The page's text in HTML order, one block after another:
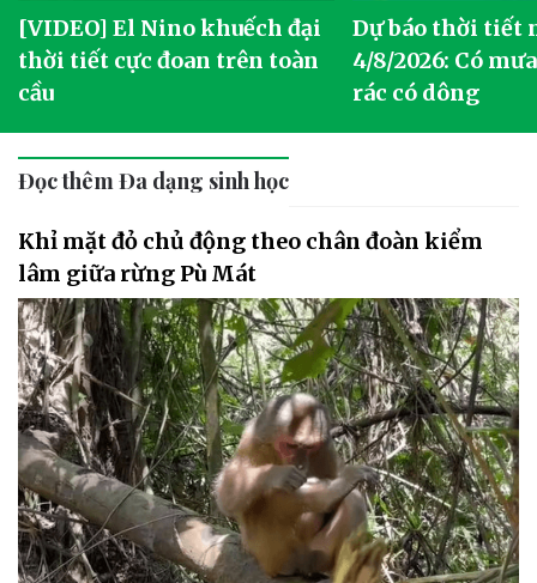
[VIDEO] El Nino khuếch đại
thời tiết cực đoan trên toàn
cầu
Dự báo thời tiết
4/8/2026: Có
rác có dông
Đọc thêm Đa dạng sinh học
Khỉ mặt đỏ chủ động theo chân đoàn kiểm
lâm giữa rừng Pù Mát